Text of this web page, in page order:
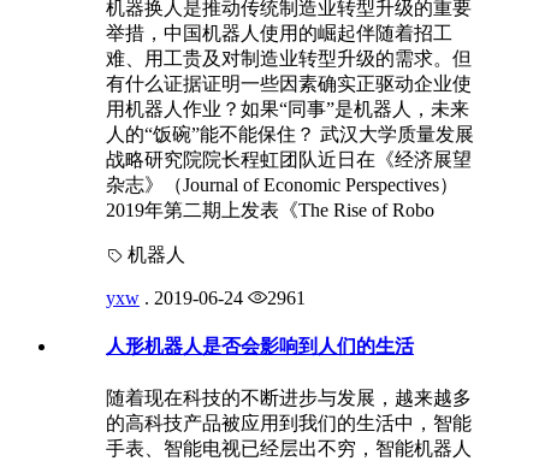
机器换人是推动传统制造业转型升级的重要
举措，中国机器人使用的崛起伴随着招工
难、用工贵及对制造业转型升级的需求。但
有什么证据证明一些因素确实正驱动企业使
用机器人作业？如果“同事”是机器人，未来
人的“饭碗”能不能保住？ 武汉大学质量发展
战略研究院院长程虹团队近日在《经济展望
杂志》（Journal of Economic Perspectives）
2019年第二期上发表《The Rise of Robo
机器人
yxw . 2019-06-24 2961
人形机器人是否会影响到人们的生活
随着现在科技的不断进步与发展，越来越多
的高科技产品被应用到我们的生活中，智能
手表、智能电视已经层出不穷，智能机器人